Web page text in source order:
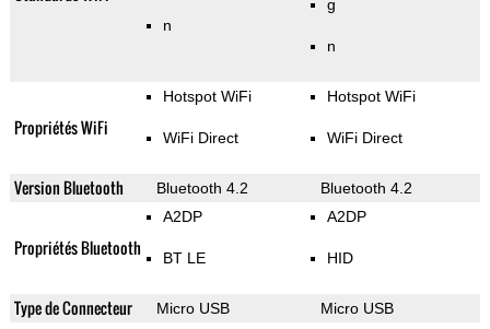
n
g
n
Propriétés WiFi
Hotspot WiFi
WiFi Direct
Hotspot WiFi
WiFi Direct
Version Bluetooth Bluetooth 4.2 Bluetooth 4.2
Propriétés Bluetooth
A2DP
BT LE
A2DP
HID
Type de Connecteur Micro USB Micro USB